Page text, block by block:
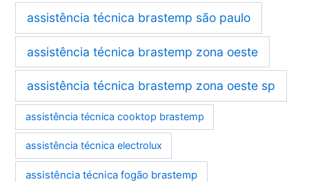
assistência técnica brastemp são paulo
assistência técnica brastemp zona oeste
assistência técnica brastemp zona oeste sp
assistência técnica cooktop brastemp
assistência técnica electrolux
assistência técnica fogão brastemp